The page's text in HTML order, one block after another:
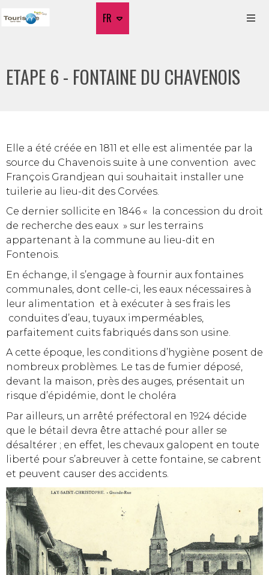
FR
ETAPE 6 - FONTAINE DU CHAVENOIS
Elle a été créée en 1811 et elle est alimentée par la
source du Chavenois suite à une convention avec
François Grandjean qui souhaitait installer une
tuilerie au lieu-dit des Corvées.
Ce dernier sollicite en 1846 « la concession du droit
de recherche des eaux » sur les terrains
appartenant à la commune au lieu-dit en
Fontenois.
En échange, il s’engage à fournir aux fontaines
communales, dont celle-ci, les eaux nécessaires à
leur alimentation et à exécuter à ses frais les
conduites d’eau, tuyaux imperméables,
parfaitement cuits fabriqués dans son usine.
A cette époque, les conditions d’hygiène posent de
nombreux problèmes. Le tas de fumier déposé,
devant la maison, près des auges, présentait un
risque d’épidémie, dont le choléra
Par ailleurs, un arrêté préfectoral en 1924 décide
que le bétail devra être attaché pour aller se
désaltérer ; en effet, les chevaux galopent en toute
liberté pour s’abreuver à cette fontaine, se cabrent
et peuvent causer des accidents.